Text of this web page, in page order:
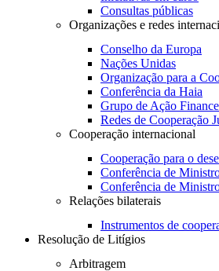
Consultas públicas
Organizações e redes
Conselho da Europa
Nações Unidas
Organização para a
Conferência da Haia
Grupo de Ação
Redes de Cooperação
Cooperação internacional
Cooperação para o
Conferência de
Conferência de
Relações bilaterais
Instrumentos de
Resolução de Litígios
Arbitragem